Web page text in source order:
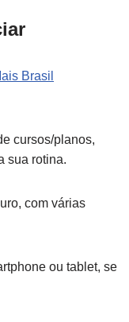
Brasil
cursos/planos,
sua rotina.
com várias
ou tablet, se